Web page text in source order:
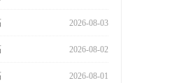
2026-08-03
2026-08-02
2026-08-01